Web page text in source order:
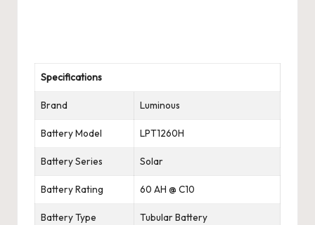
Specifications
Brand Luminous
Battery Model LPT1260H
Battery Series Solar
Battery Rating 60 AH @ C10
Battery Type Tubular Battery